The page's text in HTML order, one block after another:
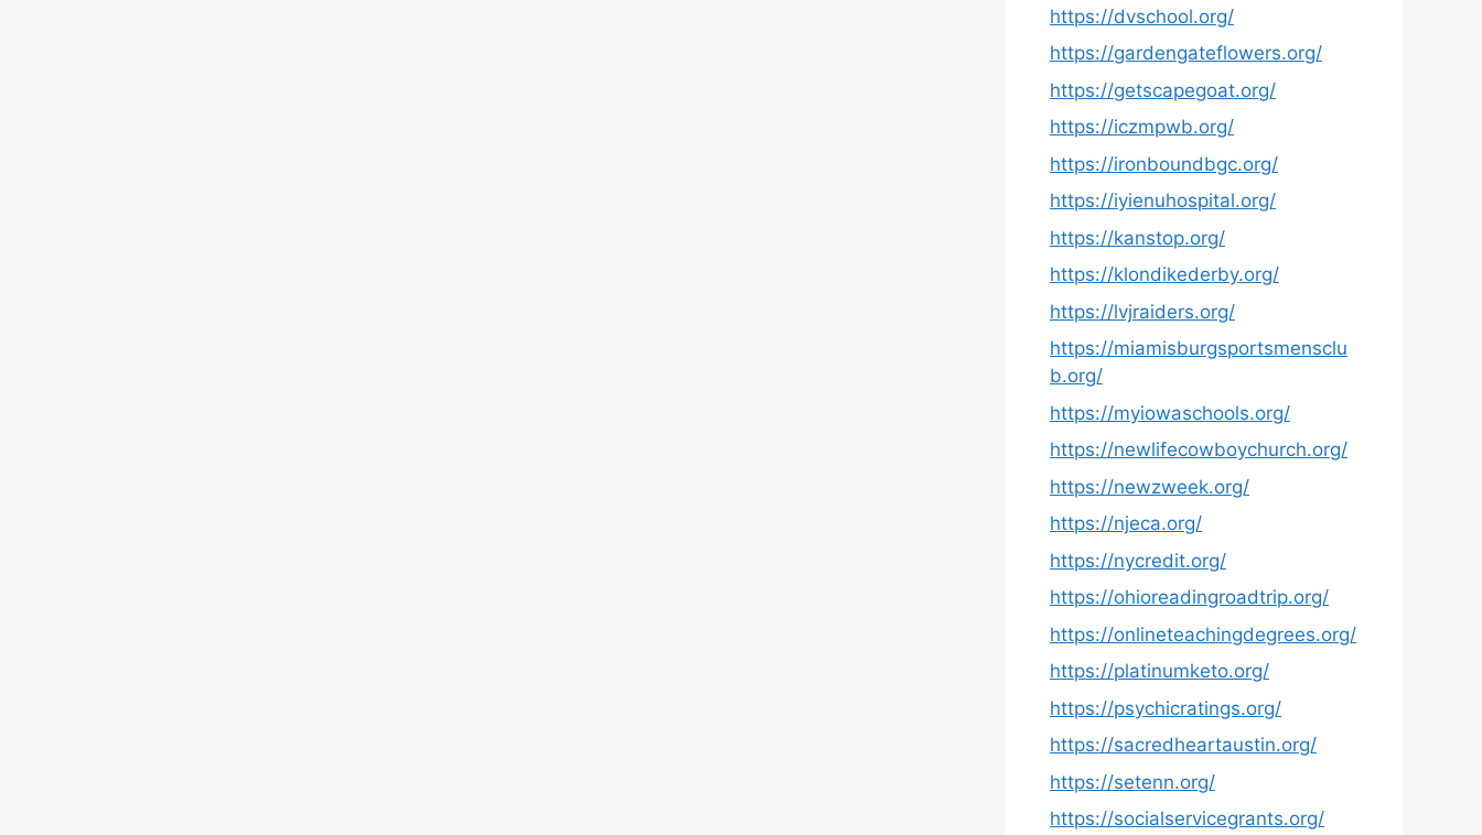
https://dvschool.org/
https://gardengateflowers.org/
https://getscapegoat.org/
https://iczmpwb.org/
https://ironboundbgc.org/
https://iyienuhospital.org/
https://kanstop.org/
https://klondikederby.org/
https://lvjraiders.org/
https://miamisburgsportsmensclu
b.org/
https://myiowaschools.org/
https://newlifecowboychurch.org/
https://newzweek.org/
https://njeca.org/
https://nycredit.org/
https://ohioreadingroadtrip.org/
https://onlineteachingdegrees.org/
https://platinumketo.org/
https://psychicratings.org/
https://sacredheartaustin.org/
https://setenn.org/
https://socialservicegrants.org/